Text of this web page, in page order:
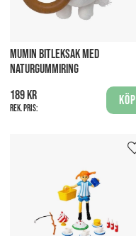
MUMIN BITLEKSAK MED
NATURGUMMIRING
189 kr
Rek. pris:
Köp